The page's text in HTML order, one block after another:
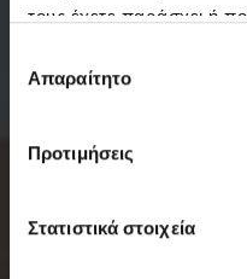
τους έχετε παράσχει ή
συγκατάθεσης
Απαραίτητο
Προτιμήσεις
Στατιστικά στοιχεία